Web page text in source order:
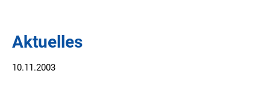
Aktuelles
10.11.2003